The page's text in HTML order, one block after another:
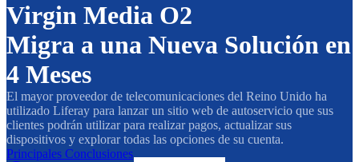
Virgin Media O2
Migra a una Nueva Solución en
4 Meses
El mayor proveedor de telecomunicaciones del Reino Unido ha
utilizado Liferay para lanzar un sitio web de autoservicio que sus
clientes podrán utilizar para realizar pagos, actualizar sus
dispositivos y explorar todas las opciones de su cuenta.
Principales Conclusiones